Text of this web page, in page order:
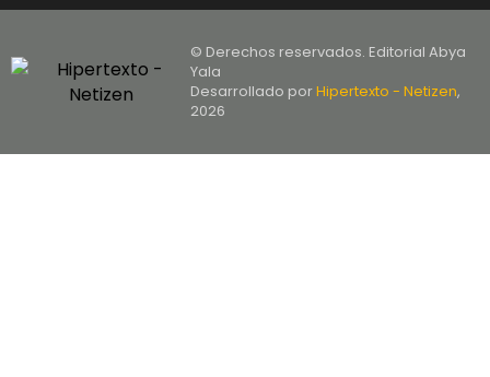
© Derechos reservados. Editorial Abya
Yala
Desarrollado porHipertexto - Netizen,
2026